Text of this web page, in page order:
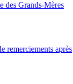
des Grands-Mères
remerciements après